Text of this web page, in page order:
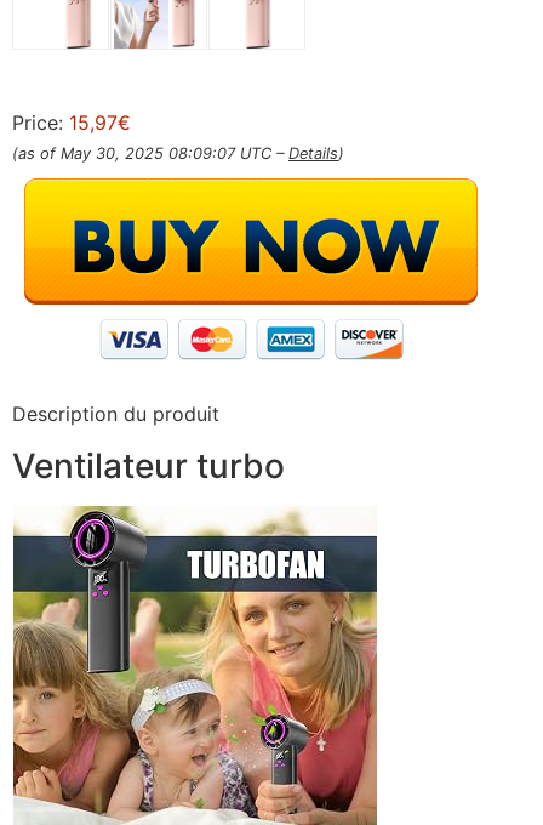
Price: 15,97€
(as of May 30, 2025 08:09:07 UTC – Details)
Description du produit
Ventilateur turbo